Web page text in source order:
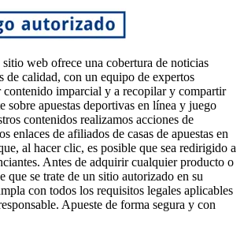
web ofrece una cobertura de noticias
de calidad, con un equipo de expertos
contenido imparcial y a recopilar y compartir
sobre apuestas deportivas en línea y juego
contenidos realizamos acciones de
enlaces de afiliados de casas de apuestas en
al hacer clic, es posible que sea redirigido a
Antes de adquirir cualquier producto o
que se trate de un sitio autorizado en su
con todos los requisitos legales aplicables
Apueste de forma segura y con